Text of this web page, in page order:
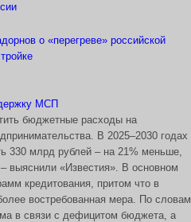
о «перегреве» российской
МСП
бюджетные расходы на
В 2025–2030 годах
330 млрд рублей – на 21% меньше,
выяснили «Известия». В основном
кредитования, притом что в
востребованная мера. По словам
в связи с дефицитом бюджета, а